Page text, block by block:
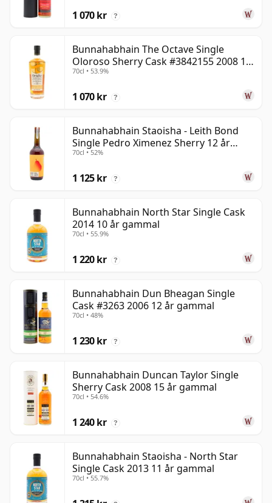
1 070 kr ?
Bunnahabhain The Octave Single
Oloroso Sherry Cask #3842155 2008 15
år gammal
70cl • 53.9%
1 070 kr ?
Bunnahabhain Staoisha - Leith Bond
Single Pedro Ximenez Sherry 12 år
gammal
70cl • 52%
1 125 kr ?
Bunnahabhain North Star Single Cask
2014 10 år gammal
70cl • 55.9%
1 220 kr ?
Bunnahabhain Dun Bheagan Single
Cask #3263 2006 12 år gammal
70cl • 48%
1 230 kr ?
Bunnahabhain Duncan Taylor Single
Sherry Cask 2008 15 år gammal
70cl • 54.6%
1 240 kr ?
Bunnahabhain Staoisha - North Star
Single Cask 2013 11 år gammal
70cl • 55.7%